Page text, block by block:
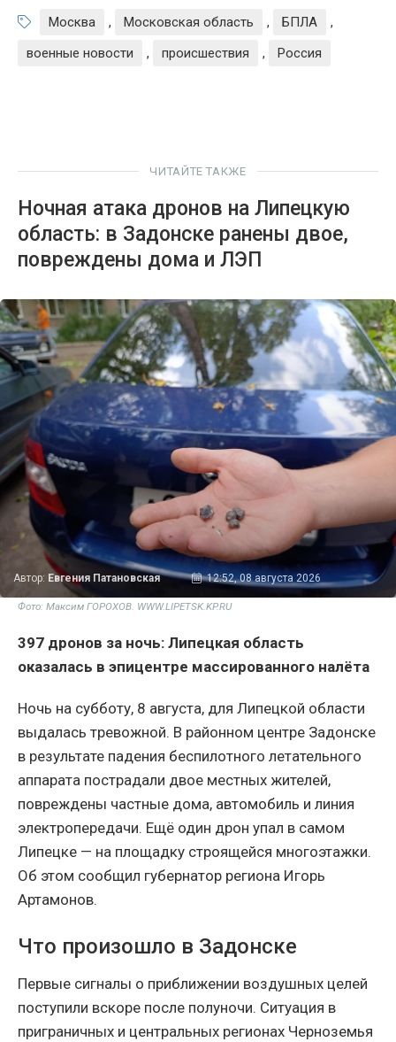
Москва , Московская область , БПЛА
,
военные новости
, происшествия , Россия
ЧИТАЙТЕ ТАКЖЕ
Ночная атака дронов на Липецкую
область: в Задонске ранены двое,
повреждены дома и ЛЭП
Автор: Евгения Патановская 12:52, 08 августа 2026
Фото: Максим ГОРОХОВ. WWW.LIPETSK.KP.RU
397 дронов за ночь: Липецкая область
оказалась в эпицентре массированного налёта
Ночь на субботу, 8 августа, для Липецкой области
выдалась тревожной. В районном центре Задонске
в результате падения беспилотного летательного
аппарата пострадали двое местных жителей,
повреждены частные дома, автомобиль и линия
электропередачи. Ещё один дрон упал в самом
Липецке — на площадку строящейся многоэтажки.
Об этом сообщил губернатор региона Игорь
Артамонов.
Что произошло в Задонске
Первые сигналы о приближении воздушных целей
поступили вскоре после полуночи. Ситуация в
приграничных и центральных регионах Черноземья